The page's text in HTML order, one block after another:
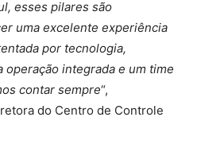
esses pilares são
uma excelente experiência
por tecnologia,
integrada e um time
contar sempre“,
do Centro de Controle